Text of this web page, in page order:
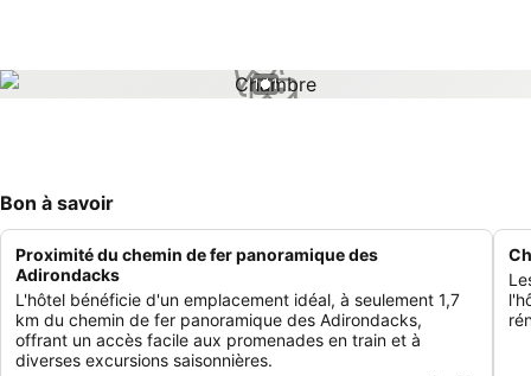
1 / 1
Bon à savoir
Proximité du chemin de fer panoramique des
Adirondacks
L'hôtel bénéficie d'un emplacement idéal, à seulement 1,7
km du chemin de fer panoramique des Adirondacks,
offrant un accès facile aux promenades en train et à
diverses excursions saisonnières.